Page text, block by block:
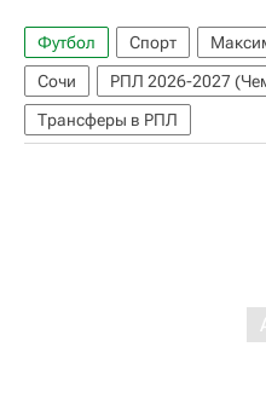
Футбол Спорт
Сочи
РПЛ 2026-2027
Трансферы в РПЛ